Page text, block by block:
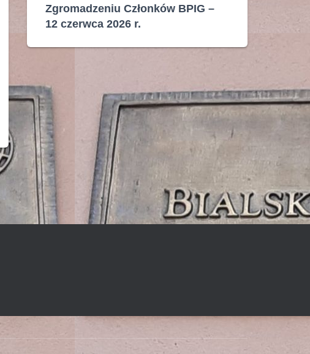
Zgromadzeniu Członków BPIG –
12 czerwca 2026 r.